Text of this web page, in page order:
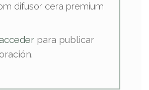
difusor cera premium
para publicar